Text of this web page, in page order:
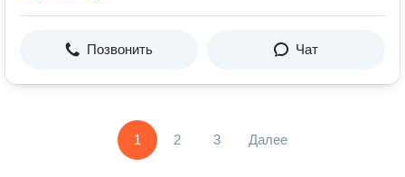
Позвонить Чат
1 2 3 Далее